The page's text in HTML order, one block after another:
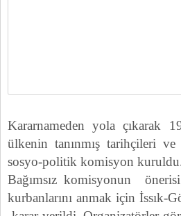
Kararnameden yola çıkarak
ülkenin tanınmış tarihçileri ve
sosyo-politik komisyon
Bağımsız komisyonun
kurbanlarını anmak için İssık-